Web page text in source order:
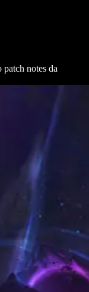
notes da